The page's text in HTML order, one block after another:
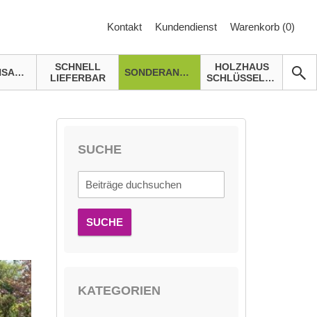
Kontakt Kundendienst Warenkorb (0)
GARTENSAUNA
SCHNELL
LIEFERBAR
SONDERANGEBOTE
HOLZHAUS
SCHLÜSSELFERTIG
SUCHE
SUCHE
KATEGORIEN